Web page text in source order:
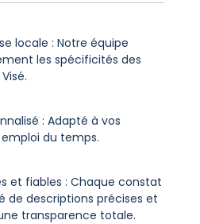
locale : Notre équipe
les spécificités des
: Adapté à vos
du temps.
et fiables : Chaque constat
de descriptions précises et
transparence totale.